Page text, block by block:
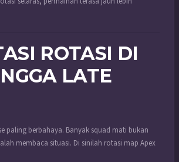
ROTASI DI
LATE
paling berbahaya. Banyak squad mati bukan
membaca situasi. Di sinilah rotasi map Apex